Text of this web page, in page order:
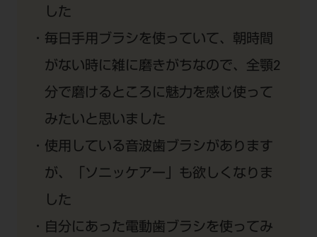
した
毎日手用ブラシを使っていて、朝時間
がない時に雑に磨きがちなので、全顎2
分で磨けるところに魅力を感じ使って
みたいと思いました
使用している音波歯ブラシがあります
が、「ソニッケアー」も欲しくなりま
した
自分にあった電動歯ブラシを使ってみ